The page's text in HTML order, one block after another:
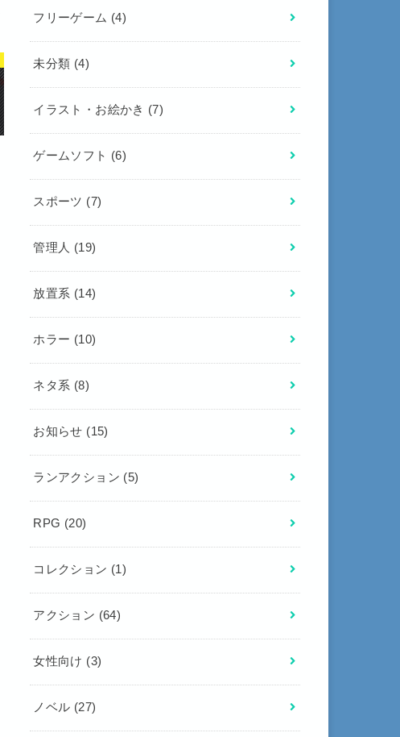
フリーゲーム (4)
未分類 (4)
イラスト・お絵かき (7)
ゲームソフト (6)
スポーツ (7)
管理人 (19)
放置系 (14)
ホラー (10)
ネタ系 (8)
お知らせ (15)
ランアクション (5)
RPG (20)
コレクション (1)
アクション (64)
女性向け (3)
ノベル (27)